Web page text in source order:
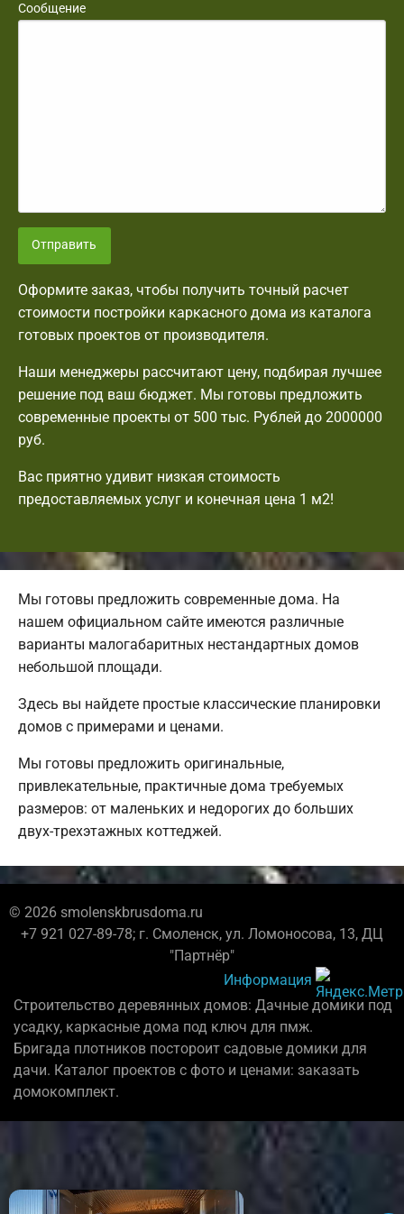
Сообщение
Отправить
Оформите заказ, чтобы получить точный расчет
стоимости постройки каркасного дома из каталога
готовых проектов от производителя.
Наши менеджеры рассчитают цену, подбирая лучшее
решение под ваш бюджет. Мы готовы предложить
современные проекты от 500 тыс. Рублей до 2000000
руб.
Вас приятно удивит низкая стоимость
предоставляемых услуг и конечная цена 1 м2!
Мы готовы предложить современные дома. На
нашем официальном сайте имеются различные
варианты малогабаритных нестандартных домов
небольшой площади.
Здесь вы найдете простые классические планировки
домов с примерами и ценами.
Мы готовы предложить оригинальные,
привлекательные, практичные дома требуемых
размеров: от маленьких и недорогих до больших
двух-трехэтажных коттеджей.
© 2026 smolenskbrusdoma.ru
+7 921 027-89-78; г. Смоленск, ул. Ломоносова, 13, ДЦ
"Партнёр"
Информация
Строительство деревянных домов: Дачные домики под
усадку, каркасные дома под ключ для пмж.
Бригада плотников постороит садовые домики для
дачи. Каталог проектов с фото и ценами: заказать
домокомплект.